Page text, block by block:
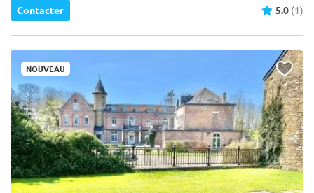
Contacter 5.0 (1)
NOUVEAU